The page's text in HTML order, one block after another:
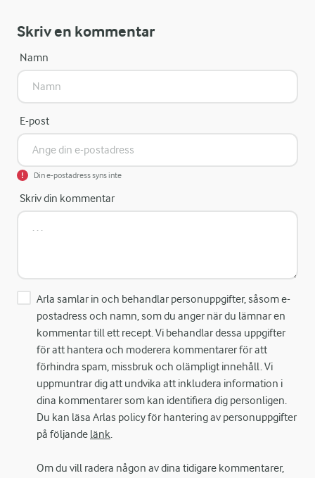
Skriv en kommentar
Namn
E-post
Din e-postadress syns inte
Skriv din kommentar
Arla samlar in och behandlar personuppgifter, såsom e-
postadress och namn, som du anger när du lämnar en
kommentar till ett recept. Vi behandlar dessa uppgifter
för att hantera och moderera kommentarer för att
förhindra spam, missbruk och olämpligt innehåll. Vi
uppmuntrar dig att undvika att inkludera information i
dina kommentarer som kan identifiera dig personligen.
Du kan läsa Arlas policy för hantering av personuppgifter
på följande länk.
Om du vill radera någon av dina tidigare kommentarer,